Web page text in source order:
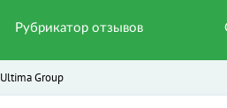
Рубрикатор отзывов
Ultima Group